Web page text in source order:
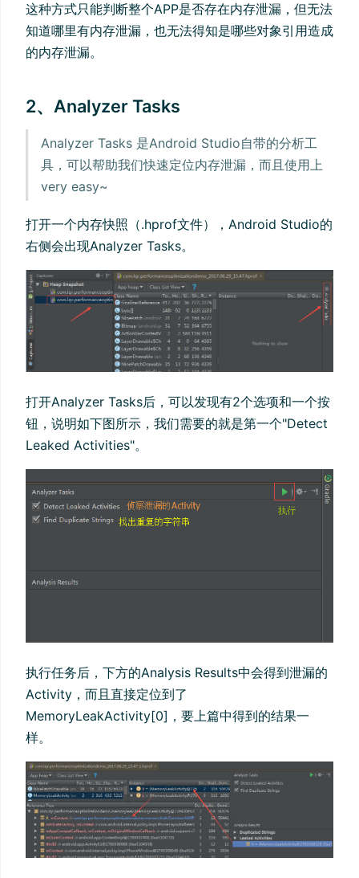
这种方式只能判断整个APP是否存在内存泄漏，但无法
知道哪里有内存泄漏，也无法得知是哪些对象引用造成
的内存泄漏。
2、Analyzer Tasks
Analyzer Tasks 是Android Studio自带的分析工
具，可以帮助我们快速定位内存泄漏，而且使用上
very easy~
打开一个内存快照（.hprof文件），Android Studio的
右侧会出现Analyzer Tasks。
打开Analyzer Tasks后，可以发现有2个选项和一个按
钮，说明如下图所示，我们需要的就是第一个"Detect
Leaked Activities"。
执行任务后，下方的Analysis Results中会得到泄漏的
Activity，而且直接定位到了
MemoryLeakActivity[0]，要上篇中得到的结果一
样。